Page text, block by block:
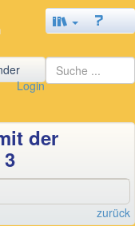
Login
der
zurück